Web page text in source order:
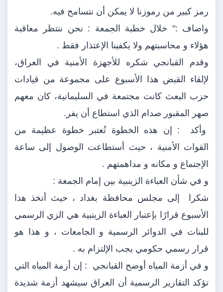
رمز كبير من رموزنا لا يمكن أن نتسامح فيه.
واضاف :" خلال خطبة الجمعة : نحن ننتظر معاقبة
هؤلاء و محاسبتهم ولا يكفينا الإعتذار فقط .
وقدم القبانجي شكره للأجهزة الأمنية في العراق،
لإلقاء القبض هذا الأسبوع على مجموعة من قيادات
حزب البعث كانت مجتمعة في السليمانية، كان معهم
صهر المقبور صدام الذي استطاع أن يفر.
وأكد : إن هذه الخطوة تُعتبر خطوة عظيمة من
القوات الأمنية ، حيث أستطاعت الوصول إلى ساعة
الإجتماع و مكانه و مداهمتهم .
و في شأن العباءة الزينبية بين إمام الجمعة :
شكرا إلى مجلس محافظة بغداد ، حيث أتخذ هذا
الأسبوع قرارًا بإعتبار العباءة الزينبية هي الزي الرسمي
للبنات في الدوائر الرسمية و الجامعات ، و هذا هو
قرار رسمي حكومي يجب الإلتزام به .
و في أزمة المياه أوضح القبانجي : إن أزمة المياه التي
تؤكد التقارير الرسمية أن العراق سيشهد أزمة شديدة